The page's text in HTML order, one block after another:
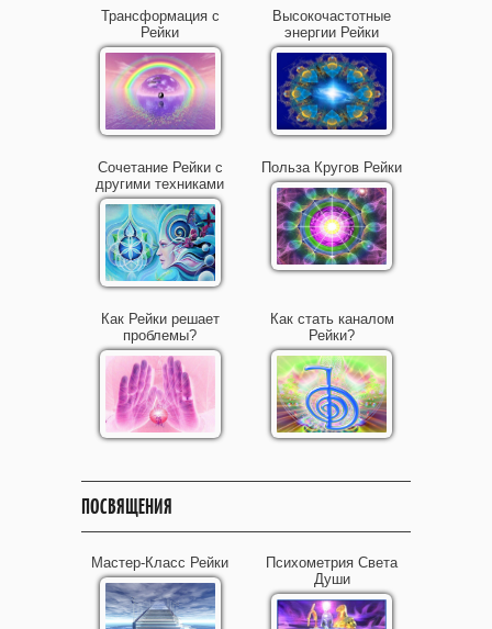
Трансформация с
Рейки
Высокочастотные
энергии Рейки
Сочетание Рейки с
другими техниками
Польза Кругов Рейки
Как Рейки решает
проблемы?
Как стать каналом
Рейки?
ПОСВЯЩЕНИЯ
Мастер-Класс Рейки
Психометрия Света
Души